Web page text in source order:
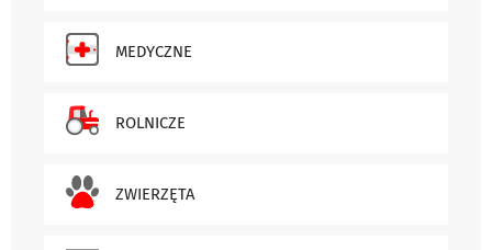
MEDYCZNE
ROLNICZE
ZWIERZĘTA